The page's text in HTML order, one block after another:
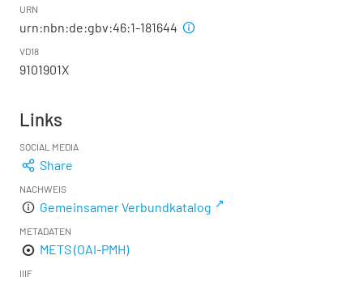
URN
urn:nbn:de:gbv:46:1-181644
VD18
9101901X
Links
SOCIAL MEDIA
Share
NACHWEIS
Gemeinsamer Verbundkatalog
METADATEN
METS (OAI-PMH)
IIIF